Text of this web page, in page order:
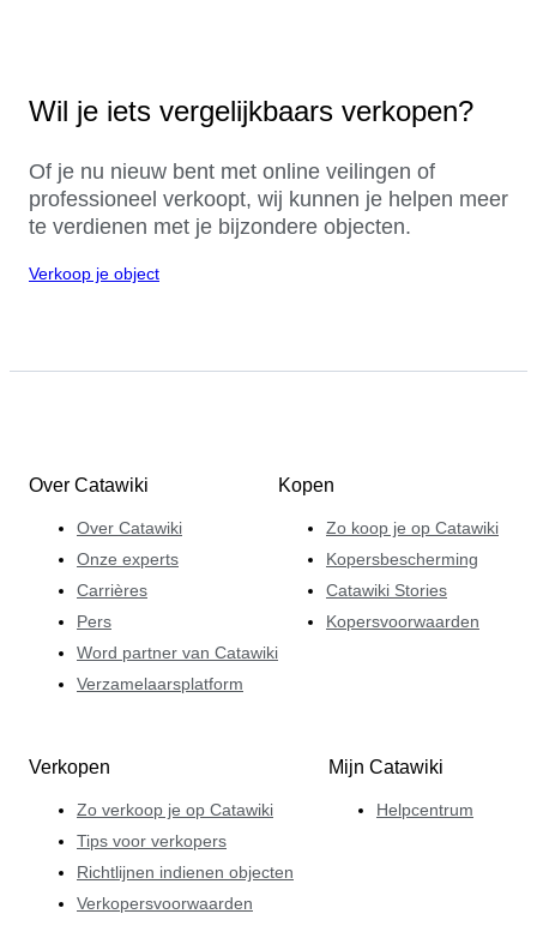
Wil je iets vergelijkbaars verkopen?
Of je nu nieuw bent met online veilingen of
professioneel verkoopt, wij kunnen je helpen meer
te verdienen met je bijzondere objecten.
Verkoop je object
Over Catawiki
Over Catawiki
Onze experts
Carrières
Pers
Word partner van Catawiki
Verzamelaarsplatform
Kopen
Zo koop je op Catawiki
Kopersbescherming
Catawiki Stories
Kopersvoorwaarden
Verkopen
Zo verkoop je op Catawiki
Tips voor verkopers
Richtlijnen indienen objecten
Verkopersvoorwaarden
Mijn Catawiki
Helpcentrum